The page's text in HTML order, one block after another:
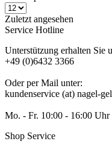
Zuletzt angesehen
Service Hotline
Unterstützung erhalten Sie
+49 (0)6432 3366
Oder per Mail unter:
kundenservice (at) nagel-
Mo. - Fr. 10:00 - 16:00 Uhr
Shop Service